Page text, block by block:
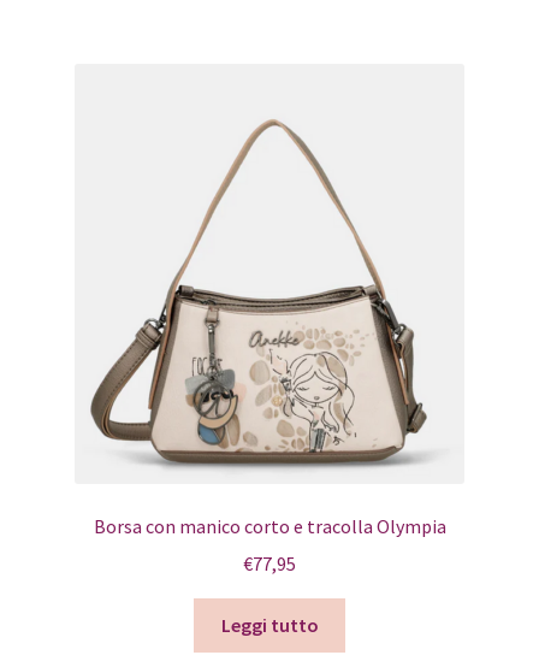
Borsa con manico corto e tracolla Olympia
€77,95
Leggi tutto